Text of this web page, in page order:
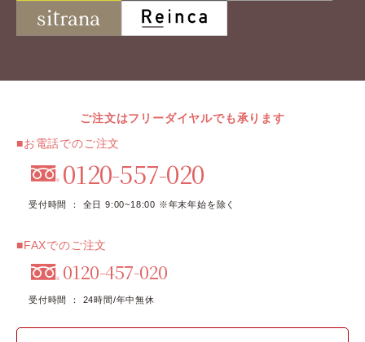
ご注文はフリーダイヤルでも承ります
■お電話でのご注文
0120-557-020
受付時間 ： 全日 9:00~18:00 ※年末年始を除く
■FAXでのご注文
0120-457-020
受付時間 ： 24時間/年中無休